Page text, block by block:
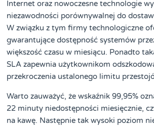
Internet oraz nowoczesne technologie
niezawodności porównywalnej do
W związku z tym firmy technologiczne
gwarantujące dostępność systemów
większość czasu w miesiącu. Ponadto
SLA zapewnia użytkownikom
przekroczenia ustalonego limitu
Warto zauważyć, że wskaźnik 99,95%
22 minuty niedostępności miesięcznie,
na kawę. Następnie tak wysoki poziom